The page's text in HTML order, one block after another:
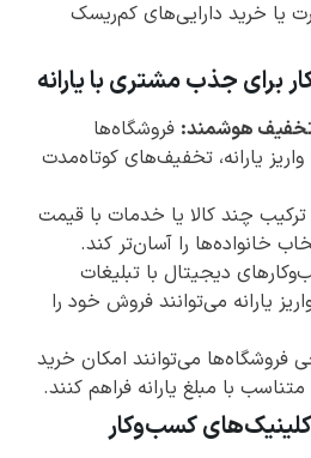
یا خرید دارایی‌های کم‌ریسک
برای جذب مشتری با یارانه
هوشمند: فروشگاه‌ها
یارانه، تخفیف‌های کوتاه‌مدت
ترکیب چند کالا یا خدمات با قیمت
خانواده‌ها را آسان‌تر کند.
دیجیتال با تبلیغات
یارانه می‌توانند فروش خود را
فروشگاه‌ها می‌توانند امکان خرید
با مبلغ یارانه فراهم کنند.
کسب‌وکار